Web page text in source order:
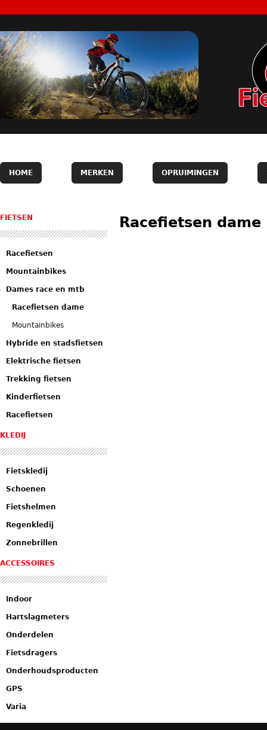
HOME MERKEN OPRUIMINGEN
Racefietsen dame
FIETSEN
Racefietsen
Mountainbikes
Dames race en mtb
Racefietsen dame
Mountainbikes
Hybride en stadsfietsen
Elektrische fietsen
Trekking fietsen
Kinderfietsen
Racefietsen
KLEDIJ
Fietskledij
Schoenen
Fietshelmen
Regenkledij
Zonnebrillen
ACCESSOIRES
Indoor
Hartslagmeters
Onderdelen
Fietsdragers
Onderhoudsproducten
GPS
Varia